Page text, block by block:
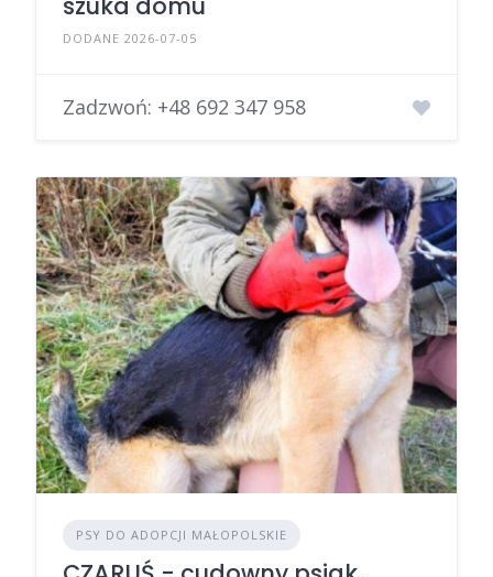
DODANE 2026-07-05
Zadzwoń: +48 692 347 958
PSY DO ADOPCJI MAŁOPOLSKIE